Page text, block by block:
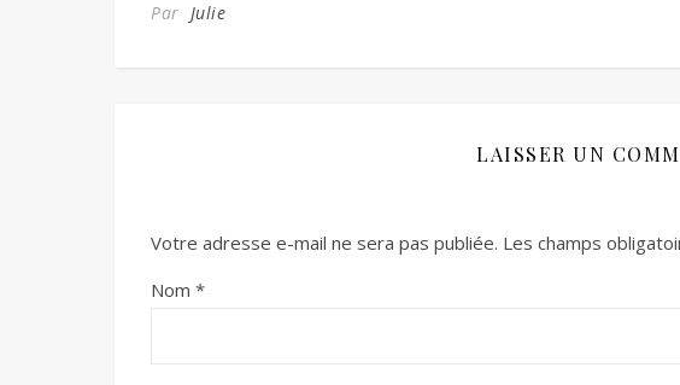
Par Julie
LAISSER UN
Votre adresse e-mail ne sera pas publiée. Les champs
Nom *